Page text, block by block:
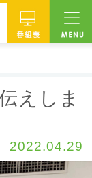
facebook
えしま
2022.04.29